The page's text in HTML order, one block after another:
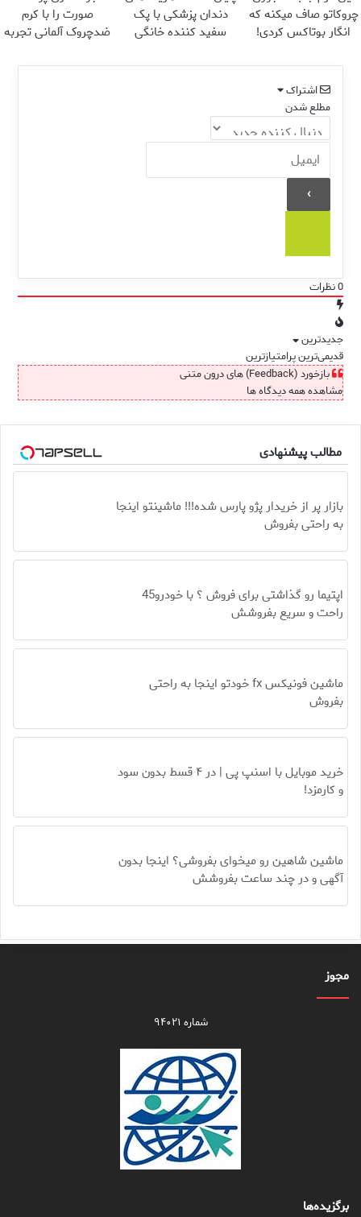
چروکاتو صاف میکنه که
انگار بوتاکس کردی!
دندان پزشکی با پک
سفید کننده خانگی
صورت را با کرم
ضدچروک آلمانی تجربه
اشتراک
مطلع شدن
0نظرات
جدیدترین
قدیمی‌ترینپرامتیازترین
بازخورد (Feedback) های درون متنی
مشاهده همه دیدگاه ها
مطالب پیشنهادی
بازار پر از خریدار پژو پارس شده!!! ماشینتو اینجا
به راحتی بفروش
اپتیما رو گذاشتی برای فروش ؟ با خودرو45
راحت و سریع بفروشش
ماشین فونیکس fx خودتو اینجا به راحتی
بفروش
خرید موبایل با اسنپ پی | در ۴ قسط بدون سود
و کارمزد!
ماشین شاهین رو میخوای بفروشی؟ اینجا بدون
آگهی و در چند ساعت بفروشش
مجوز
شماره ۹۴۰۲۱
برگزیده‌ها